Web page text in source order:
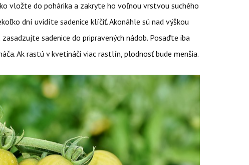
vložte do pohárika a zakryte ho voľnou vrstvou suchého
dní uvidíte sadenice klíčiť. Akonáhle sú nad výškou
sadenice do pripravených nádob. Posaďte iba
Ak rastú v kvetináči viac rastlín, plodnosť bude menšia.